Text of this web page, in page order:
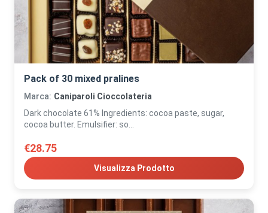
Pack of 30 mixed pralines
Marca: Caniparoli Cioccolateria
Dark chocolate 61% Ingredients: cocoa paste, sugar,
cocoa butter. Emulsifier: so...
€28.75
Visualizza Prodotto